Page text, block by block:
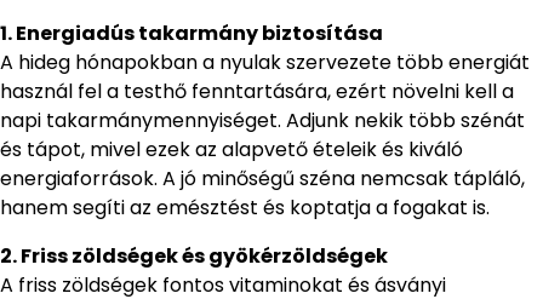
1. Energiadús takarmány biztosítása
A hideg hónapokban a nyulak szervezete több energiát
használ fel a testhő fenntartására, ezért növelni kell a
napi takarmánymennyiséget. Adjunk nekik több szénát
és tápot, mivel ezek az alapvető ételeik és kiváló
energiaforrások. A jó minőségű széna nemcsak tápláló,
hanem segíti az emésztést és koptatja a fogakat is.
2. Friss zöldségek és gyökérzöldségek
A friss zöldségek fontos vitaminokat és ásványi